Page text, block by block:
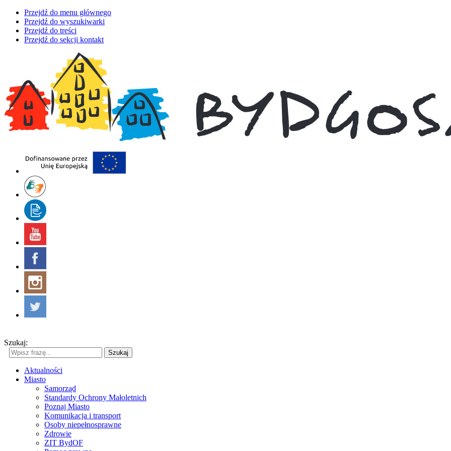
Przejdź do menu głównego
Przejdź do wyszukiwarki
Przejdź do treści
Przejdź do sekcji kontakt
Szukaj:
Szukaj
Aktualności
Miasto
Samorząd
Standardy Ochrony Małoletnich
Poznaj Miasto
Komunikacja i transport
Osoby niepełnosprawne
Zdrowie
ZIT BydOF